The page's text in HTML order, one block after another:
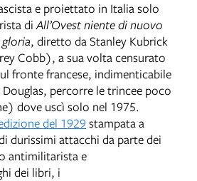
e proiettato in Italia solo
diAll’Ovest niente di nuovo
, diretto da Stanley Kubrick
Cobb), a sua volta censurato
fronte francese, indimenticabile
percorre le trincee poco
dove uscì solo nel 1975.
del 1929 stampata a
durissimi attacchi da parte dei
antimilitarista e
dei libri, i